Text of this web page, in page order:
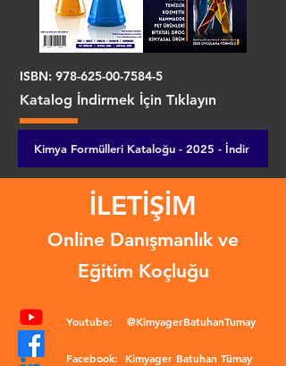
ISBN: 978-625-00-7584-5
Katalog İndirmek İçin Tıklayın
Kimya Formülleri Kataloğu - 2025 - İndir
İLETİŞİM
Online Danışmanlık ve
Eğitim Koçluğu
Youtube: @KimyagerBatuhanTumay
Facebook: Kimyager Batuhan Tümay